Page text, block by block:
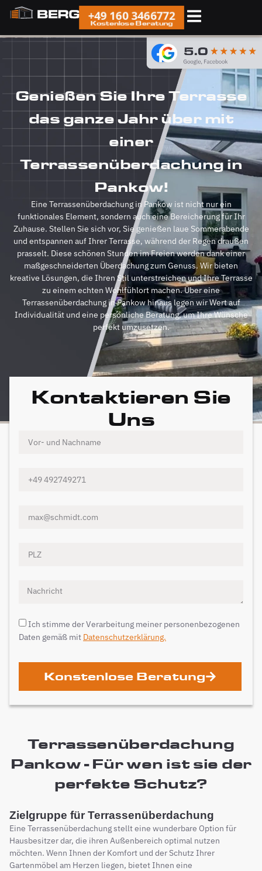
+49 160 3466772
Kostenlose Beratung
Genießen Sie Ihre Terrasse
das ganze Jahr über mit
einer
Terrassenüberdachung in
Pankow!
Eine Terrassenüberdachung in Pankow ist nicht nur ein
funktionales Element, sondern auch eine Bereicherung für Ihr
Zuhause. Stellen Sie sich vor, Sie genießen laue Sommerabende
und entspannen auf Ihrer Terrasse, während der Regen draußen
prasselt. Diese schönen Stunden im Freien werden dank einer
maßgeschneiderten Überdachung zum Genuss. Wir bieten
kreative Lösungen, die Ihren Stil unterstreichen und Ihre Terrasse
zu einem echten Wohlfühlort machen. Über eine
Terrassenüberdachung in Pankow hinaus legen wir Wert auf
Individualität und eine persönliche Beratung, um Ihre Wünsche
perfekt umzusetzen.
Kontaktieren Sie
Uns
Ich stimme der Verarbeitung meiner personenbezogenen
Daten gemäß mit Datenschutzerklärung.
Konstenlose Beratung
Terrassenüberdachung
Pankow - Für wen ist sie der
perfekte Schutz?
Zielgruppe für Terrassenüberdachung
Eine Terrassenüberdachung stellt eine wunderbare Option für
Hausbesitzer dar, die ihren Außenbereich optimal nutzen
möchten. Wenn Ihnen der Komfort und der Schutz Ihrer
Gartenmöbel am Herzen liegen, bietet Ihnen eine